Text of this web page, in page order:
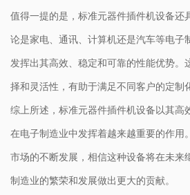
值得一提的是，标准元器件插件机设备还
论是家电、通讯、计算机还是汽车等电子
发挥出其高效、稳定和可靠的性能优势。
择和灵活性，有助于满足不同客户的定制
综上所述，标准元器件插件机设备以其高
在电子制造业中发挥着越来越重要的作用
市场的不断发展，相信这种设备将在未来
制造业的繁荣和发展做出更大的贡献。